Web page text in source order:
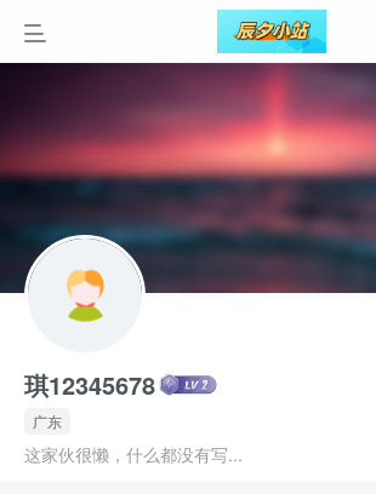
琪12345678
广东
这家伙很懒，什么都没有写...
Telegram频道，欢迎加入!